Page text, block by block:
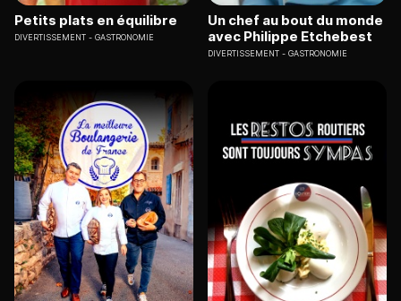
Petits plats en équilibre
DIVERTISSEMENT GASTRONOMIE
Un chef au bout du monde
avec Philippe Etchebest
DIVERTISSEMENT GASTRONOMIE